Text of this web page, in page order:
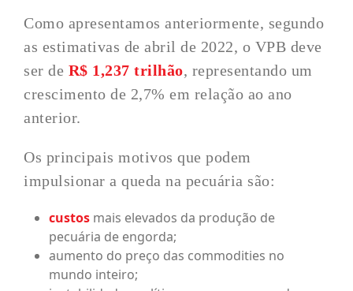
Como apresentamos anteriormente, segundo
as estimativas de abril de 2022, o VPB deve
ser de R$ 1,237 trilhão, representando um
crescimento de 2,7% em relação ao ano
anterior.
Os principais motivos que podem
impulsionar a queda na pecuária são:
custos mais elevados da produção de
pecuária de engorda;
aumento do preço das commodities no
mundo inteiro;